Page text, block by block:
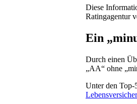
Diese
Ratingagentur
Ein
Durch einen
„AA“ ohne
Unter den Top-